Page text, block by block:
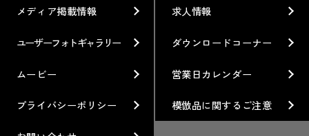
利用条件／注意事項
ブランド紹介
ホイール情報
カスタムオーダープラン
オプション・グッズ
イベント情報
レーシング特集
Gymkhana
DIRT TRIAL
SUPER GT
Rally
テクノロジー
クオリティー
デザイン
企業情報
フィロソフィー
経営理念
私たちのあるべき姿
工場概要
メディア掲載情報 求人情報
ユーザーフォトギャラリー ダウンロードコーナー
ムービー 営業日カレンダー
プライバシーポリシー 模倣品に関するご注意